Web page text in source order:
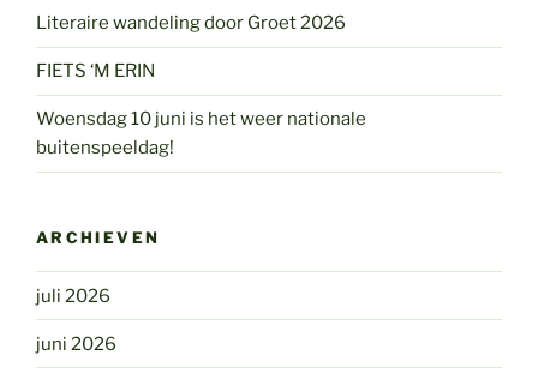
Literaire wandeling door Groet 2026
FIETS ‘M ERIN
Woensdag 10 juni is het weer nationale
buitenspeeldag!
ARCHIEVEN
juli 2026
juni 2026